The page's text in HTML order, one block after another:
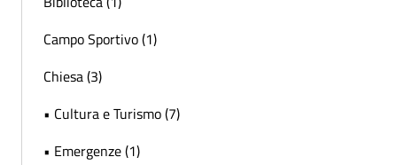
Campo Sportivo (1)
Chiesa (3)
• Cultura e Turismo (7)
• Emergenze (1)